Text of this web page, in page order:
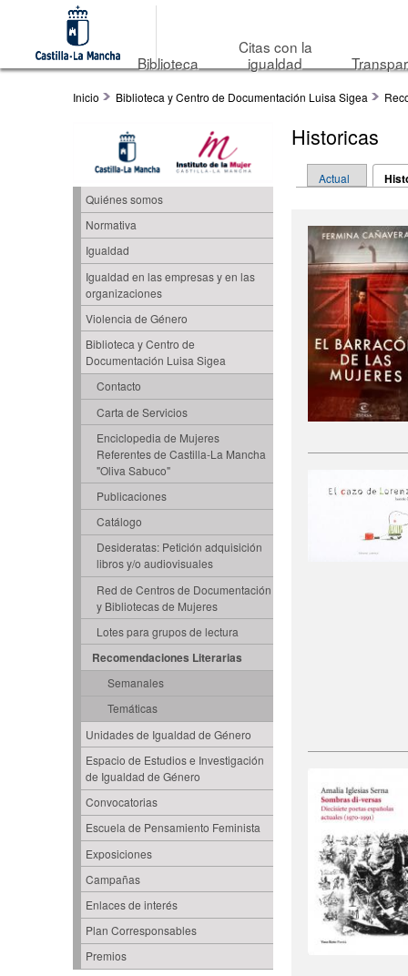
Biblioteca
Citas con la
igualdad
Inicio Biblioteca y Centro de Documentación Luisa Sigea
Quiénes somos
Normativa
Igualdad
Igualdad en las empresas y en las
organizaciones
Violencia de Género
Biblioteca y Centro de
Documentación Luisa Sigea
Contacto
Carta de Servicios
Enciclopedia de Mujeres
Referentes de Castilla-La Mancha
"Oliva Sabuco"
Publicaciones
Catálogo
Desideratas: Petición adquisición
libros y/o audiovisuales
Red de Centros de Documentación
y Bibliotecas de Mujeres
Lotes para grupos de lectura
Recomendaciones Literarias
Semanales
Temáticas
Unidades de Igualdad de Género
Espacio de Estudios e Investigación
de Igualdad de Género
Convocatorias
Escuela de Pensamiento Feminista
Exposiciones
Campañas
Enlaces de interés
Plan Corresponsables
Premios
Historicas
Solapas
Actual